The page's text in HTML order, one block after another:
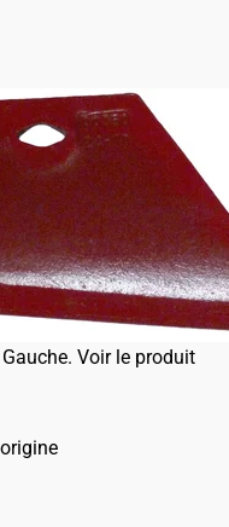
Voir le produit